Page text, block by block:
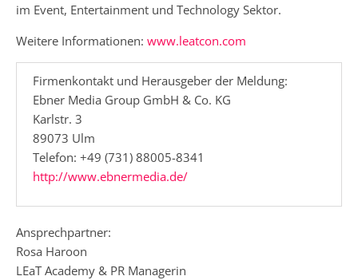
im Event, Entertainment und Technology Sektor.
Weitere Informationen: www.leatcon.com
Firmenkontakt und Herausgeber der Meldung:
Ebner Media Group GmbH & Co. KG
Karlstr. 3
89073 Ulm
Telefon: +49 (731) 88005-8341
http://www.ebnermedia.de/
Ansprechpartner:
Rosa Haroon
LEaT Academy & PR Managerin